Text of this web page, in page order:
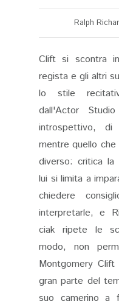
Ralph
Clift si scontra
regista e gli altri
lo stile
dall'Actor
introspettivo, di
mentre quello
diverso: critica la
lui si limita a
chiedere
interpretarle, e
ciak ripete le
modo, non
Montgomery
gran parte del
suo camerino a